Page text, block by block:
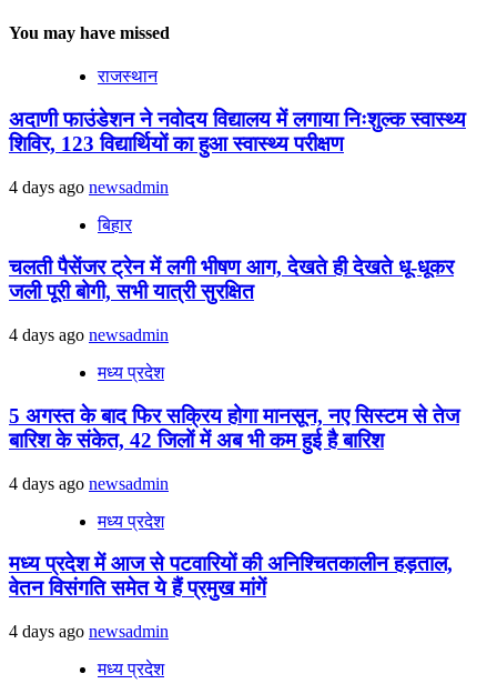
You may have missed
राजस्थान
अदाणी फाउंडेशन ने नवोदय विद्यालय में लगाया निःशुल्क स्वास्थ्य
शिविर, 123 विद्यार्थियों का हुआ स्वास्थ्य परीक्षण
4 days ago newsadmin
बिहार
चलती पैसेंजर ट्रेन में लगी भीषण आग, देखते ही देखते धू-धूकर
जली पूरी बोगी, सभी यात्री सुरक्षित
4 days ago newsadmin
मध्य प्रदेश
5 अगस्त के बाद फिर सक्रिय होगा मानसून, नए सिस्टम से तेज
बारिश के संकेत, 42 जिलों में अब भी कम हुई है बारिश
4 days ago newsadmin
मध्य प्रदेश
मध्य प्रदेश में आज से पटवारियों की अनिश्चितकालीन हड़ताल,
वेतन विसंगति समेत ये हैं प्रमुख मांगें
4 days ago newsadmin
मध्य प्रदेश